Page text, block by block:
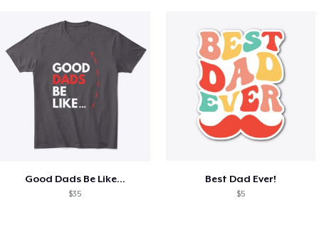
Good Dads Be Like...
$35
Best Dad Ever!
$5